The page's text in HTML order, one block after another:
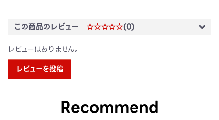
この商品のレビュー ☆☆☆☆☆(0)
レビューはありません。
レビューを投稿
Recommend